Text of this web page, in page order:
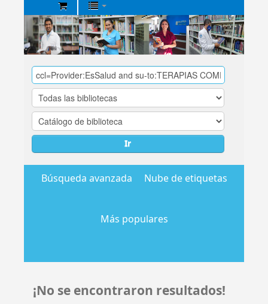
Biblioteca
Central
EsSalud
Ir
Búsqueda avanzada Nube de etiquetas
Más populares
¡No se encontraron resultados!